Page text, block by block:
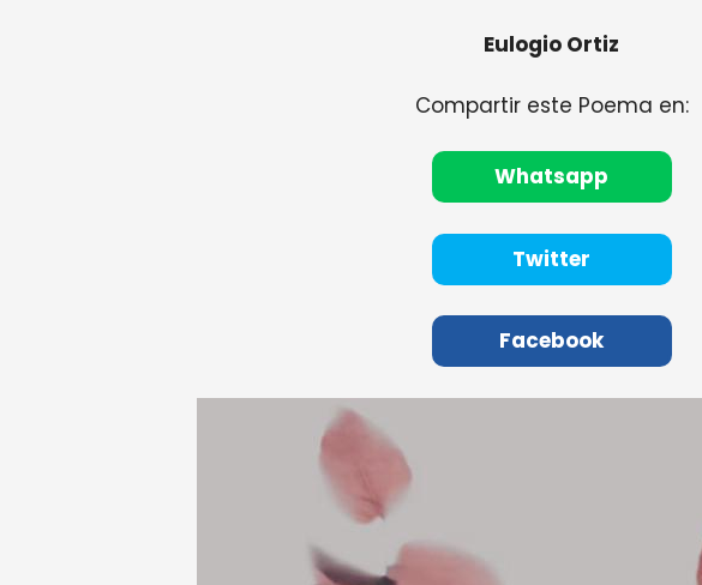
Eulogio Ortiz
Compartir este Poema en:
Whatsapp
Twitter
Facebook